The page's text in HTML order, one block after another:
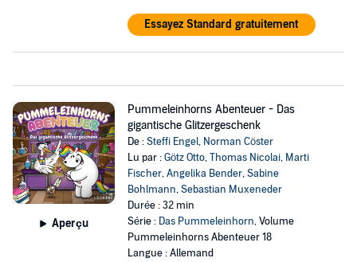
Essayez Standard gratuitement
Aperçu
Pummeleinhorns Abenteuer - Das
gigantische Glitzergeschenk
De :Steffi Engel, Norman Cöster
Lu par :Götz Otto,Thomas Nicolai, Marti
Fischer,Angelika Bender,Sabine
Bohlmann,Sebastian Muxeneder
Durée : 32 min
Série : Das Pummeleinhorn, Volume
Pummeleinhorns Abenteuer 18
Langue : Allemand